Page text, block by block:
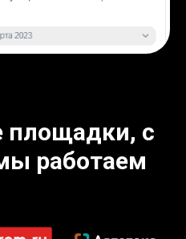
площадки, с
работаем